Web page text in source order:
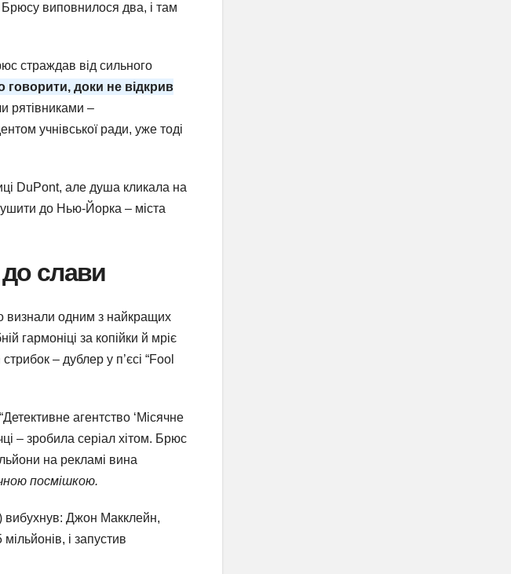
виповнилося два, і там
страждав від сильного
говорити, доки не відкрив
рятівниками –
учнівської ради, уже тоді
DuPont, але душа кликала на
до Нью-Йорка – міста
слави
визнали одним з найкращих
гармоніці за копійки й мріє
– дублер у п’єсі “Fool
агентство ‘Місячне
– зробила серіал хітом. Брюс
на рекламі вина
посмішкою.
вибухнув: Джон Макклейн,
і запустив